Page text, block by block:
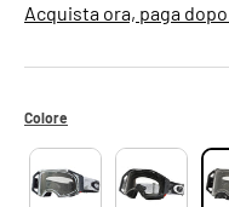
Acquista ora, paga
Colore